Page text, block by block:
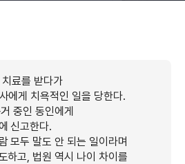
료를 받다가
에게 치욕적인 일을 당한다.
중인 동인에게
신고한다.
모두 말도 안 되는 일이라며
하고, 법원 역시 나이 차이를